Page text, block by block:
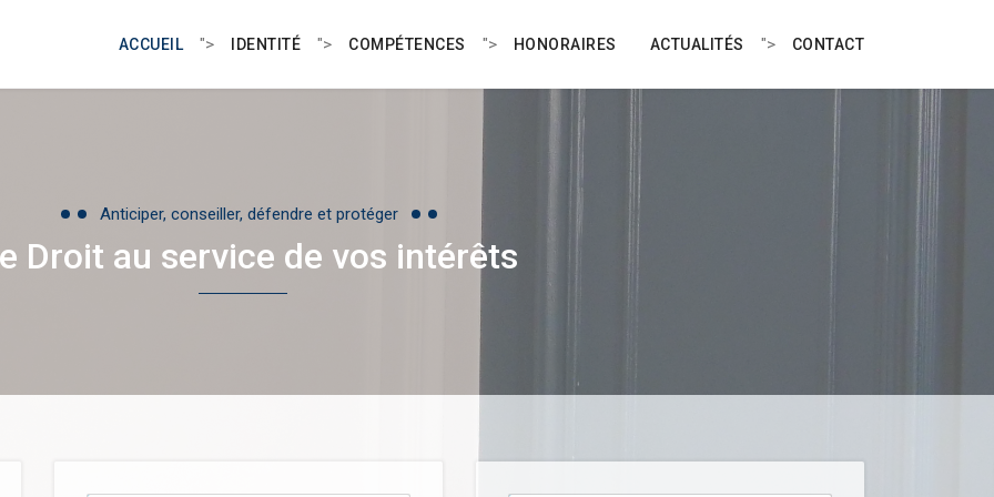
ACCUEIL "> IDENTITÉ "> COMPÉTENCES "> HONORAIRES ACTUALITÉS "> CONTACT
Anticiper, conseiller, défendre et protéger
Droit au service de vos intérêts